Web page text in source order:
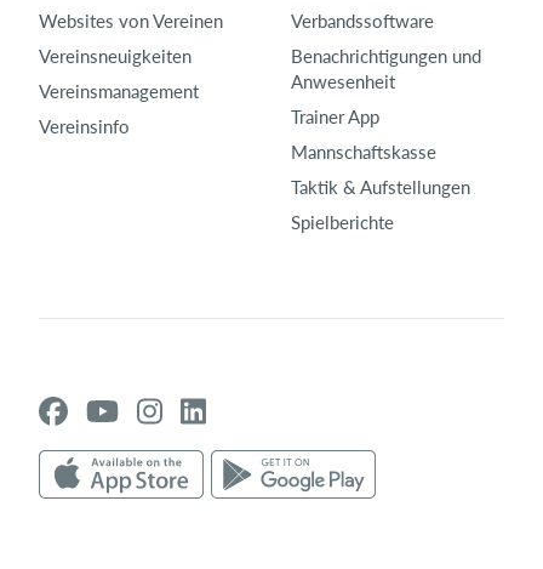
Websites von Vereinen
Vereinsneuigkeiten
Vereinsmanagement
Vereinsinfo
Verbandssoftware
Benachrichtigungen und
Anwesenheit
Trainer App
Mannschaftskasse
Taktik & Aufstellungen
Spielberichte